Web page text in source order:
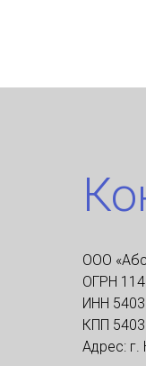
ООО
ОГРН
ИНН
КПП
Адрес: г.